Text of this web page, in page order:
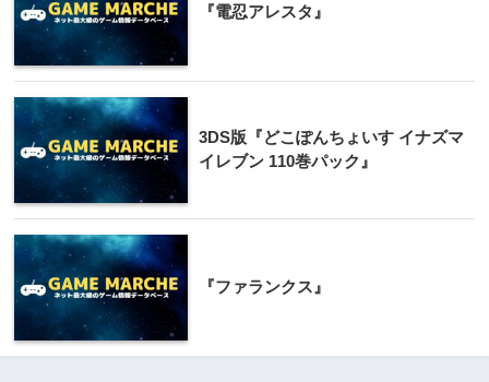
『電忍アレスタ』
3DS版『どこぽんちょいす イナズマ
イレブン 110巻パック』
『ファランクス』